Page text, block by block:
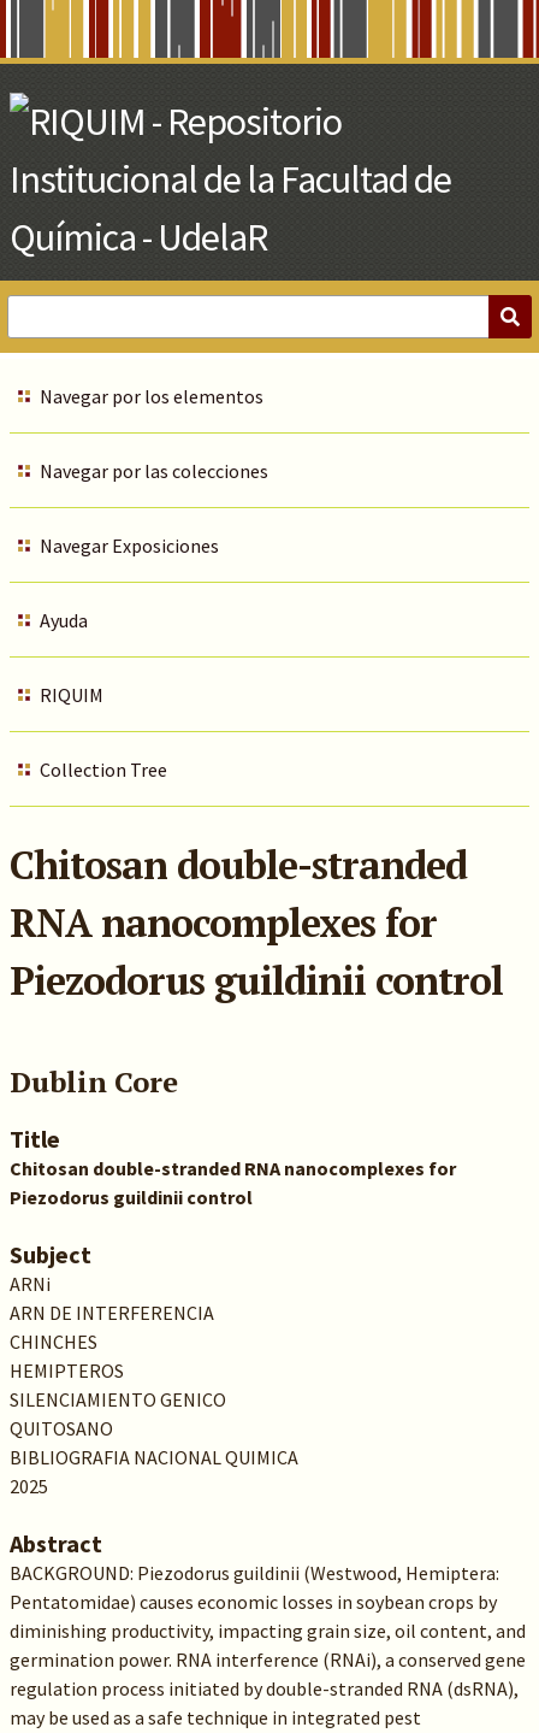
Main
Content
Navegar por los elementos
Navegar por las colecciones
Navegar Exposiciones
Ayuda
RIQUIM
Collection Tree
Chitosan double-stranded
RNA nanocomplexes for
Piezodorus guildinii control
Dublin Core
Title
Chitosan double-stranded RNA nanocomplexes for
Piezodorus guildinii control
Subject
ARNi
ARN DE INTERFERENCIA
CHINCHES
HEMIPTEROS
SILENCIAMIENTO GENICO
QUITOSANO
BIBLIOGRAFIA NACIONAL QUIMICA
2025
Abstract
BACKGROUND: Piezodorus guildinii (Westwood, Hemiptera:
Pentatomidae) causes economic losses in soybean crops by
diminishing productivity, impacting grain size, oil content, and
germination power. RNA interference (RNAi), a conserved gene
regulation process initiated by double-stranded RNA (dsRNA),
may be used as a safe technique in integrated pest